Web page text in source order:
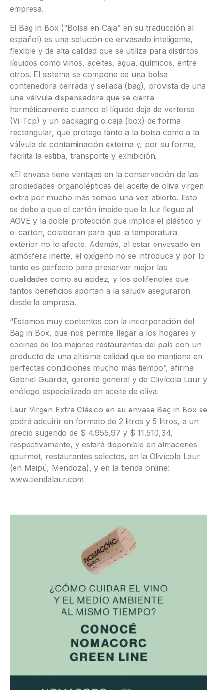
empresa.
El Bag in Box (“Bolsa en Caja” en su traducción al
español) es una solución de envasado inteligente,
flexible y de alta calidad que se utiliza para distintos
líquidos como vinos, aceites, agua, químicos, entre
otros. El sistema se compone de una bolsa
contenedora cerrada y sellada (bag), provista de una
una válvula dispensadora que se cierra
herméticamente cuando el líquido deja de verterse
(Vi-Top) y un packaging o caja (box) de forma
rectangular, que protege tanto a la bolsa como a la
válvula de contaminación externa y, por su forma,
facilita la estiba, transporte y exhibición.
«El envase tiene ventajas en la conservación de las
propiedades organolépticas del aceite de oliva virgen
extra por mucho más tiempo una vez abierto. Esto
se debe a que el cartón impide que la luz llegue al
AOVE y la doble protección que implica el plástico y
el cartón, colaboran para que la temperatura
exterior no lo afecte. Además, al estar envasado en
atmósfera inerte, el oxígeno no se introduce y por lo
tanto es perfecto para preservar mejor las
cualidades como su acidez, y los polifenoles que
tantos beneficios aportan a la salud» aseguraron
desde la empresa.
“Estamos muy contentos con la incorporación del
Bag in Box, que nos permite llegar a los hogares y
cocinas de los mejores restaurantes del país con un
producto de una altísima calidad que se mantiene en
perfectas condiciones mucho más tiempo”, afirma
Gabriel Guardia, gerente general y de Olivícola Laur y
enólogo especializado en aceite de oliva.
Laur Virgen Extra Clásico en su envase Bag in Box se
podrá adquirir en formato de 2 litros y 5 litros, a un
precio sugerido de $ 4.955,97 y $ 11.510,34,
respectivamente, y estará disponible en almacenes
gourmet, restaurantes selectos, en la Olivícola Laur
(en Maipú, Mendoza), y en la tienda online:
www.tiendalaur.com